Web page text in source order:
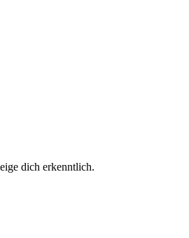
dich erkenntlich.